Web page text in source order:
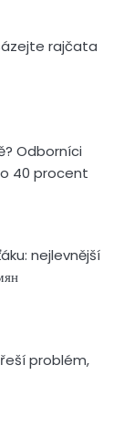
rajčata
Odborníci
40 procent
nejlevnější
problém,